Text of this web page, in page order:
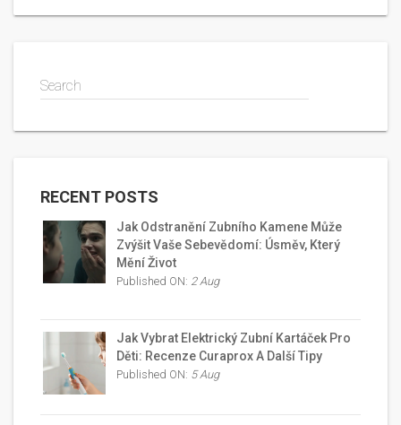
Search
RECENT POSTS
Jak Odstranění Zubního Kamene Může
Zvýšit Vaše Sebevědomí: Úsměv, Který
Mění Život
Published ON: 2 Aug
Jak Vybrat Elektrický Zubní Kartáček Pro
Děti: Recenze Curaprox A Další Tipy
Published ON: 5 Aug